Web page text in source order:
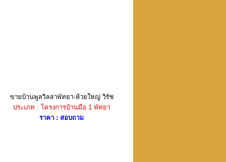
ขายบ้านพูลวิลล่าพัทยา-ห้วยใหญ่ วิรัช
ประเภท : โครงการบ้านมือ 1 พัทยา
ราคา : สอบถาม